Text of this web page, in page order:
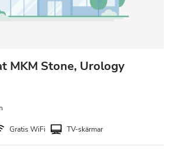
MKM Stone, Urology
Gratis WiFi TV-skärmar